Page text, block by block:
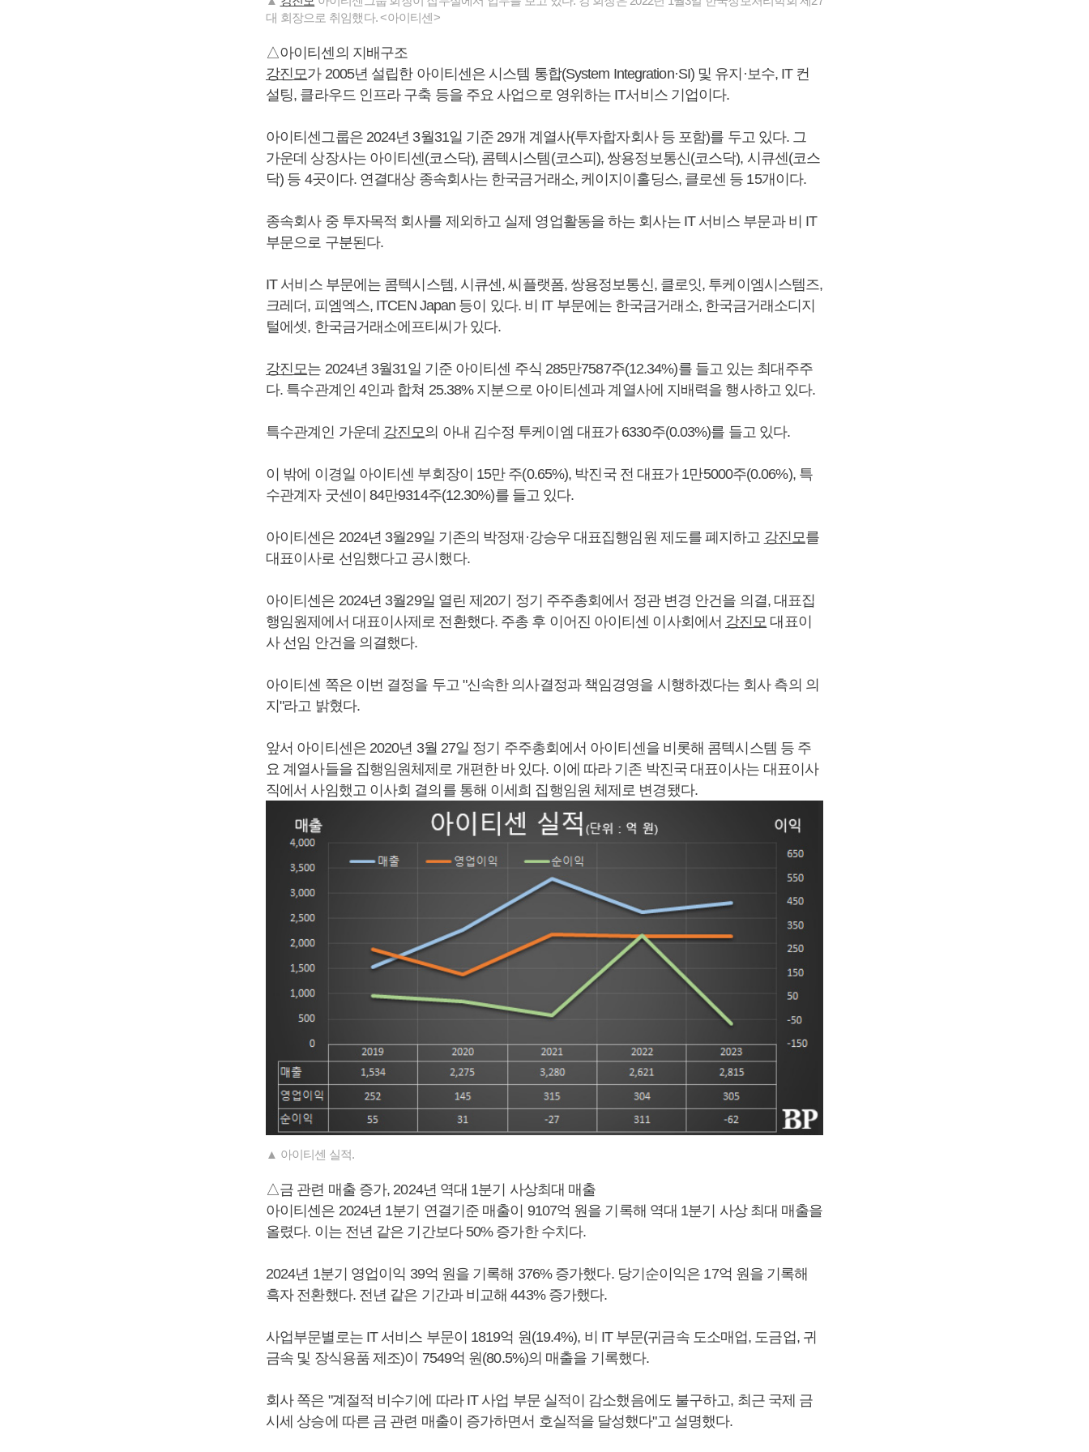
대 회장으로 취임했다. <아이티센>
△아이티센의 지배구조
강진모가 2005년 설립한 아이티센은 시스템 통합(System Integration·SI) 및 유지·보수, IT 컨
설팅, 클라우드 인프라 구축 등을 주요 사업으로 영위하는 IT서비스 기업이다.
아이티센그룹은 2024년 3월31일 기준 29개 계열사(투자합자회사 등 포함)를 두고 있다. 그
가운데 상장사는 아이티센(코스닥), 콤텍시스템(코스피), 쌍용정보통신(코스닥), 시큐센(코스
닥) 등 4곳이다. 연결대상 종속회사는 한국금거래소, 케이지이홀딩스, 클로센 등 15개이다.
종속회사 중 투자목적 회사를 제외하고 실제 영업활동을 하는 회사는 IT 서비스 부문과 비 IT
부문으로 구분된다.
IT 서비스 부문에는 콤텍시스템, 시큐센, 씨플랫폼, 쌍용정보통신, 클로잇, 투케이엠시스템즈,
크레더, 피엠엑스, ITCEN Japan 등이 있다. 비 IT 부문에는 한국금거래소, 한국금거래소디지
털에셋, 한국금거래소에프티씨가 있다.
강진모는 2024년 3월31일 기준 아이티센 주식 285만7587주(12.34%)를 들고 있는 최대주주
다. 특수관계인 4인과 합쳐 25.38% 지분으로 아이티센과 계열사에 지배력을 행사하고 있다.
특수관계인 가운데 강진모의 아내 김수정 투케이엠 대표가 6330주(0.03%)를 들고 있다.
이 밖에 이경일 아이티센 부회장이 15만 주(0.65%), 박진국 전 대표가 1만5000주(0.06%), 특
수관계자 굿센이 84만9314주(12.30%)를 들고 있다.
아이티센은 2024년 3월29일 기존의 박정재·강승우 대표집행임원 제도를 폐지하고 강진모를
대표이사로 선임했다고 공시했다.
아이티센은 2024년 3월29일 열린 제20기 정기 주주총회에서 정관 변경 안건을 의결, 대표집
행임원제에서 대표이사제로 전환했다. 주총 후 이어진 아이티센 이사회에서 강진모 대표이
사 선임 안건을 의결했다.
아이티센 쪽은 이번 결정을 두고 "신속한 의사결정과 책임경영을 시행하겠다는 회사 측의 의
지"라고 밝혔다.
앞서 아이티센은 2020년 3월 27일 정기 주주총회에서 아이티센을 비롯해 콤텍시스템 등 주
요 계열사들을 집행임원체제로 개편한 바 있다. 이에 따라 기존 박진국 대표이사는 대표이사
직에서 사임했고 이사회 결의를 통해 이세희 집행임원 체제로 변경됐다.
▲ 아이티센 실적.
△금 관련 매출 증가, 2024년 역대 1분기 사상최대 매출
아이티센은 2024년 1분기 연결기준 매출이 9107억 원을 기록해 역대 1분기 사상 최대 매출을
올렸다. 이는 전년 같은 기간보다 50% 증가한 수치다.
2024년 1분기 영업이익 39억 원을 기록해 376% 증가했다. 당기순이익은 17억 원을 기록해
흑자 전환했다. 전년 같은 기간과 비교해 443% 증가했다.
사업부문별로는 IT 서비스 부문이 1819억 원(19.4%), 비 IT 부문(귀금속 도소매업, 도금업, 귀
금속 및 장식용품 제조)이 7549억 원(80.5%)의 매출을 기록했다.
회사 쪽은 "계절적 비수기에 따라 IT 사업 부문 실적이 감소했음에도 불구하고, 최근 국제 금
시세 상승에 따른 금 관련 매출이 증가하면서 호실적을 달성했다"고 설명했다.